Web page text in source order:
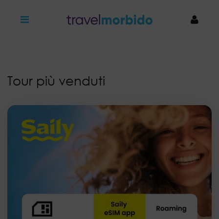
Tour più venduti
Nome * Cognome
Numero di telefono
Dove vorresti andare?